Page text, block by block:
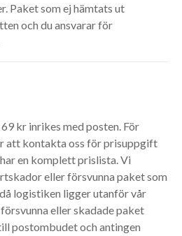
Paket som ej hämtats ut
och du ansvarar för
kr inrikes med posten. För
att kontakta oss för prisuppgift
en komplett prislista. Vi
eller försvunna paket som
logistiken ligger utanför vår
eller skadade paket
postombudet och antingen